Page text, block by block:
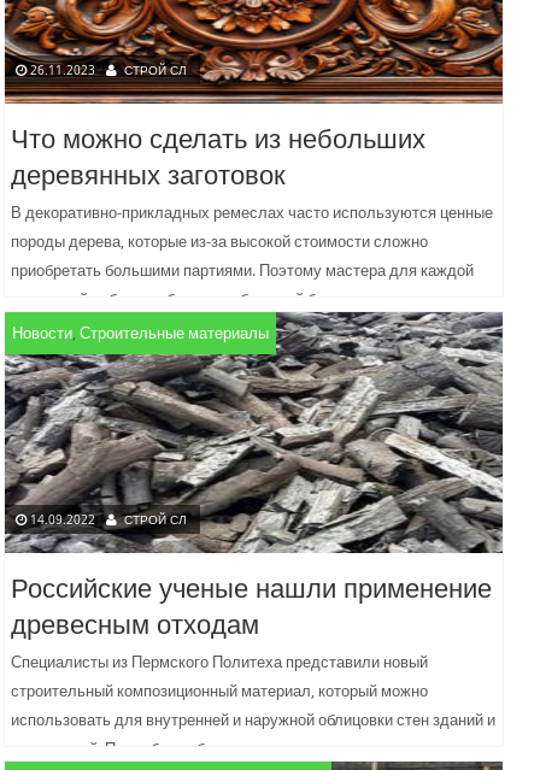
26.11.2023 СТРОЙ СЛ
Что можно сделать из небольших
деревянных заготовок
В декоративно-прикладных ремеслах часто используются ценные
породы дерева, которые из-за высокой стоимости сложно
приобретать большими партиями. Поэтому мастера для каждой
отдельной работы выбирают небольшой брусок...
Новости,Строительные материалы
14.09.2022 СТРОЙ СЛ
Российские ученые нашли применение
древесным отходам
Специалисты из Пермского Политеха представили новый
строительный композиционный материал, который можно
использовать для внутренней и наружной облицовки стен зданий и
сооружений. Подробнее об этом пишет...